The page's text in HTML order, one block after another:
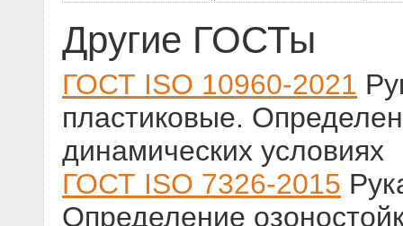
Другие ГОСТы
ГОСТ ISO 10960-2021
пластиковые.
динамических условиях
ГОСТ ISO 7326-2015
Определение